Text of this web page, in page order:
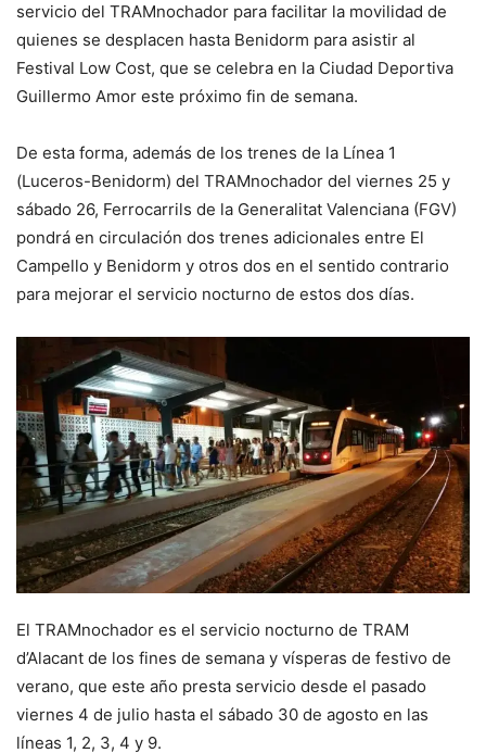
servicio del TRAMnochador para facilitar la movilidad de
quienes se desplacen hasta Benidorm para asistir al
Festival Low Cost, que se celebra en la Ciudad Deportiva
Guillermo Amor este próximo fin de semana.
De esta forma, además de los trenes de la Línea 1
(Luceros-Benidorm) del TRAMnochador del viernes 25 y
sábado 26, Ferrocarrils de la Generalitat Valenciana (FGV)
pondrá en circulación dos trenes adicionales entre El
Campello y Benidorm y otros dos en el sentido contrario
para mejorar el servicio nocturno de estos dos días.
El TRAMnochador es el servicio nocturno de TRAM
d’Alacant de los fines de semana y vísperas de festivo de
verano, que este año presta servicio desde el pasado
viernes 4 de julio hasta el sábado 30 de agosto en las
líneas 1, 2, 3, 4 y 9.